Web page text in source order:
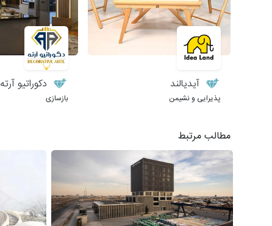
آیدیالند
پذیرایی و نشیمن
دکوراتیو آرته
بازسازی
مطالب مرتبط